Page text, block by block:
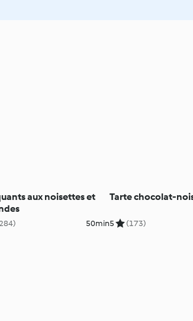
aux noisettes et
50min
Tarte chocolat-
5 (173)